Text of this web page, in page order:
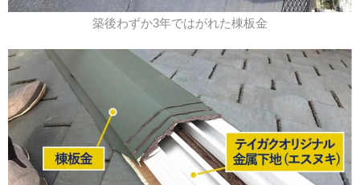
築後わずか3年ではがれた棟板金